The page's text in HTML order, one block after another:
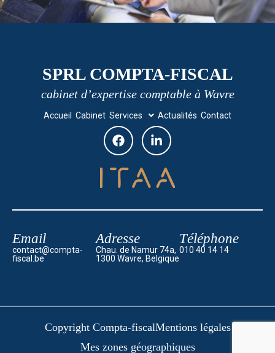
SPRL COMPTA-FISCAL
cabinet d’expertise comptable à Wavre
Accueil Cabinet Services Actualités Contact
Email
contact@compta-
fiscal.be
Adresse
Chau. de Namur 74a,
1300 Wavre, Belgique
Téléphone
010 40 14 14
Copyright Compta-fiscalMentions légales
Mes zones géographiques